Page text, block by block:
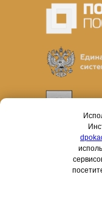
Работаем в
Соблюдаем все